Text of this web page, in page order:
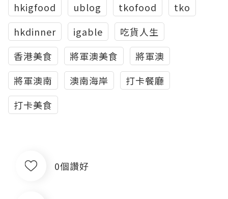
hkigfood
ublog tkofood
tko
hkdinner
igable
吃貨人生
香港美食
將軍澳美食
將軍澳
將軍澳南
澳南海岸
打卡餐廳
打卡美食
0個讚好